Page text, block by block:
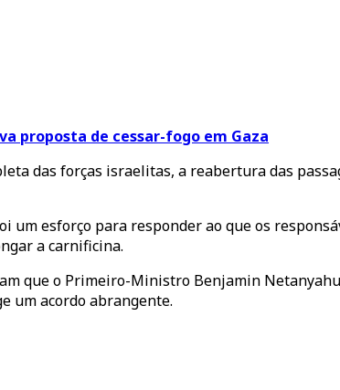
proposta de cessar-fogo em Gaza
das forças israelitas, a reabertura das
um esforço para responder ao que os
a carnificina.
que o Primeiro-Ministro Benjamin
um acordo abrangente.